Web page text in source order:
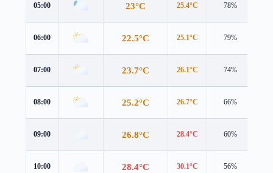
05:00 23°C 25.4°C 78%
06:00 22.5°C 25.1°C 79%
07:00 23.7°C 26.1°C 74%
08:00 25.2°C 26.7°C 66%
09:00 26.8°C 28.4°C 60%
10:00 28.4°C 30.1°C 56%